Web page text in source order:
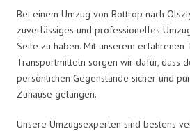
Bei einem Umzug von Bottrop nach
zuverlässiges und professionelles
Seite zu haben. Mit unserem erfahrenen
Transportmitteln sorgen wir dafür, dass
persönlichen Gegenstände sicher und
Zuhause gelangen.
Unsere Umzugsexperten sind bestens